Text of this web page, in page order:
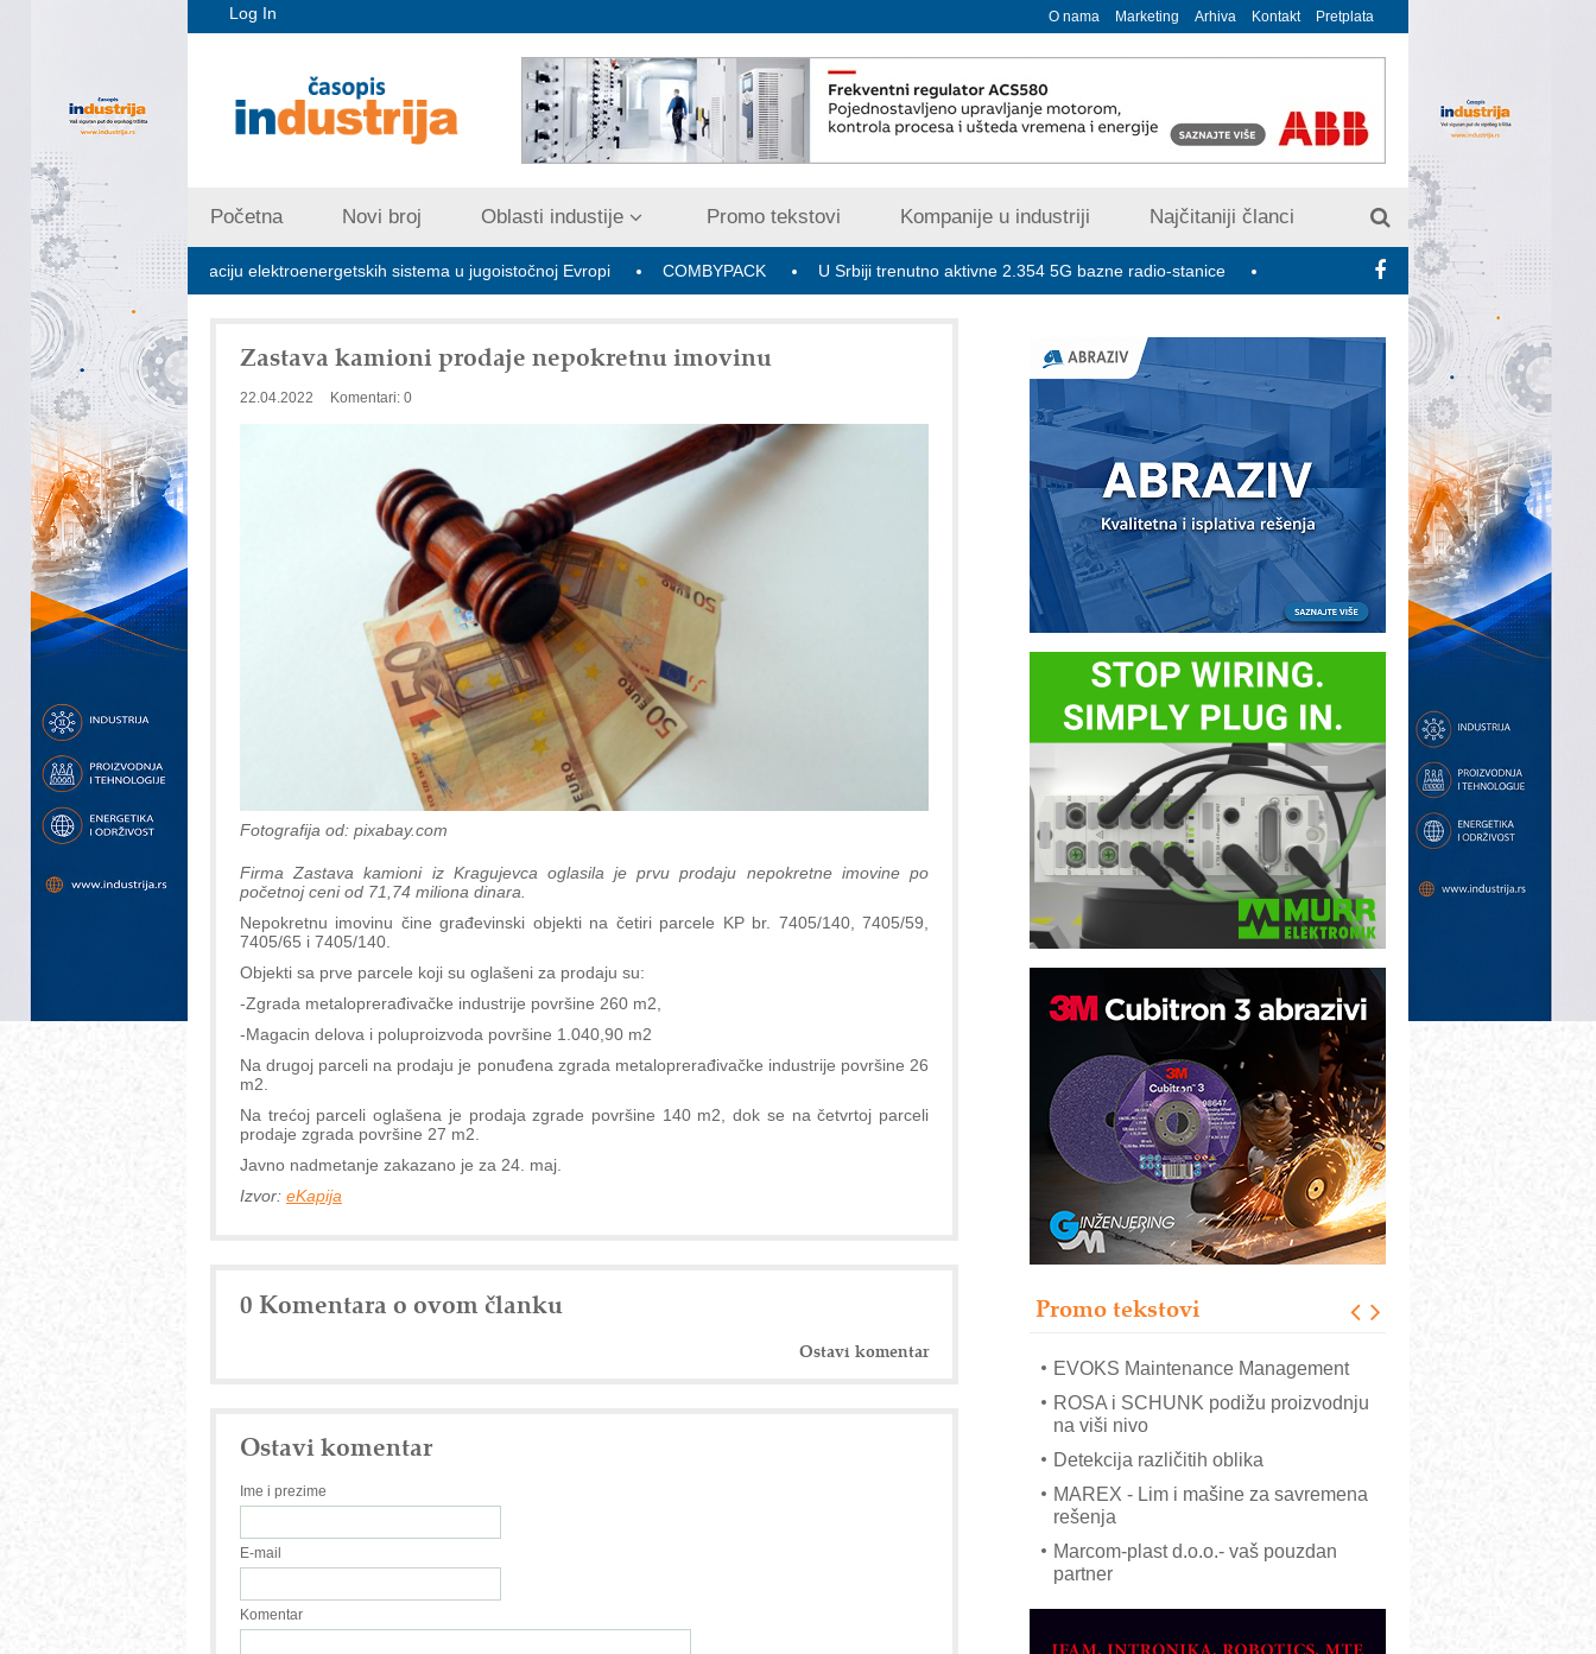
Log In O nama Marketing Arhiva Kontakt Pretplata
Početna Novi broj Oblasti industije Promo tekstovi Kompanije u industriji Najčitaniji članci
za stabilizaciju elektroenergetskih sistema u jugoistočnoj Evropi COMBYPACK U Srbiji trenutno aktivne 2.354 5G bazne radio-stanice U susret 15. Savetovanju o elektrodistributivnim
Zastava kamioni prodaje nepokretnu imovinu
22.04.2022 Komentari: 0
Fotografija od: pixabay.com
Firma Zastava kamioni iz Kragujevca oglasila je prvu prodaju nepokretne imovine po
početnoj ceni od 71,74 miliona dinara.
Nepokretnu imovinu čine građevinski objekti na četiri parcele KP br. 7405/140, 7405/59,
7405/65 i 7405/140.
Objekti sa prve parcele koji su oglašeni za prodaju su:
-Zgrada metaloprerađivačke industrije površine 260 m2,
-Magacin delova i poluproizvoda površine 1.040,90 m2
Na drugoj parceli na prodaju je ponuđena zgrada metaloprerađivačke industrije površine 26
m2.
Na trećoj parceli oglašena je prodaja zgrade površine 140 m2, dok se na četvrtoj parceli
prodaje zgrada površine 27 m2.
Javno nadmetanje zakazano je za 24. maj.
Izvor: eKapija
0 Komentara o ovom članku
Ostavi komentar
Ostavi komentar
Ime i prezime
E-mail
Komentar
Promo tekstovi
Trajna oznaka kao dugoročna korist
Bezbednost na prvom mestu!
IB BLUMENAUER - više od 40 godina
poverenja u industriji
RMQ-TITAN ADVANCED INDICATOR
– Pametna signalizacija za efikasnije
upravljanje mašinama
solarnim elektranama i vetroparkovima
EVOKS Maintenance Management
ROSA i SCHUNK podižu proizvodnju
na viši nivo
Detekcija različitih oblika
MAREX - Lim i mašine za savremena
rešenja
Marcom-plast d.o.o.- vaš pouzdan
partner
CTO - Prilagodite svoju toplinsku